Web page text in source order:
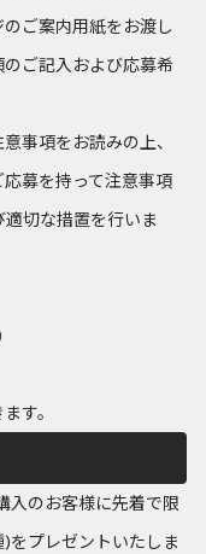
ご案内用紙をお渡し
ご記入および応募希
事項をお読みの上、
募を持って注意事項
切な措置を行いま
す。
入のお客様に先着で限
をプレゼントいたしま